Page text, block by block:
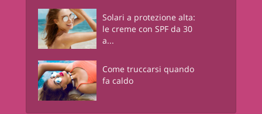
Solari a protezione alta:
le creme con SPF da 30
a...
Come truccarsi quando
fa caldo